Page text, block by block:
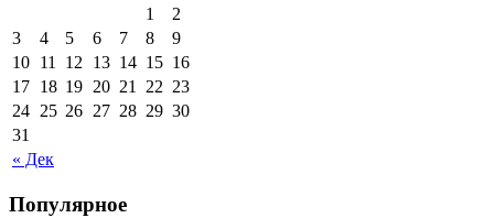
« Дек
1
2
3
4 5 6 7 8
9
10 11 12 13 14 15 16
17 18 19 20 21 22 23
24 25 26 27 28 29 30
31
Популярное